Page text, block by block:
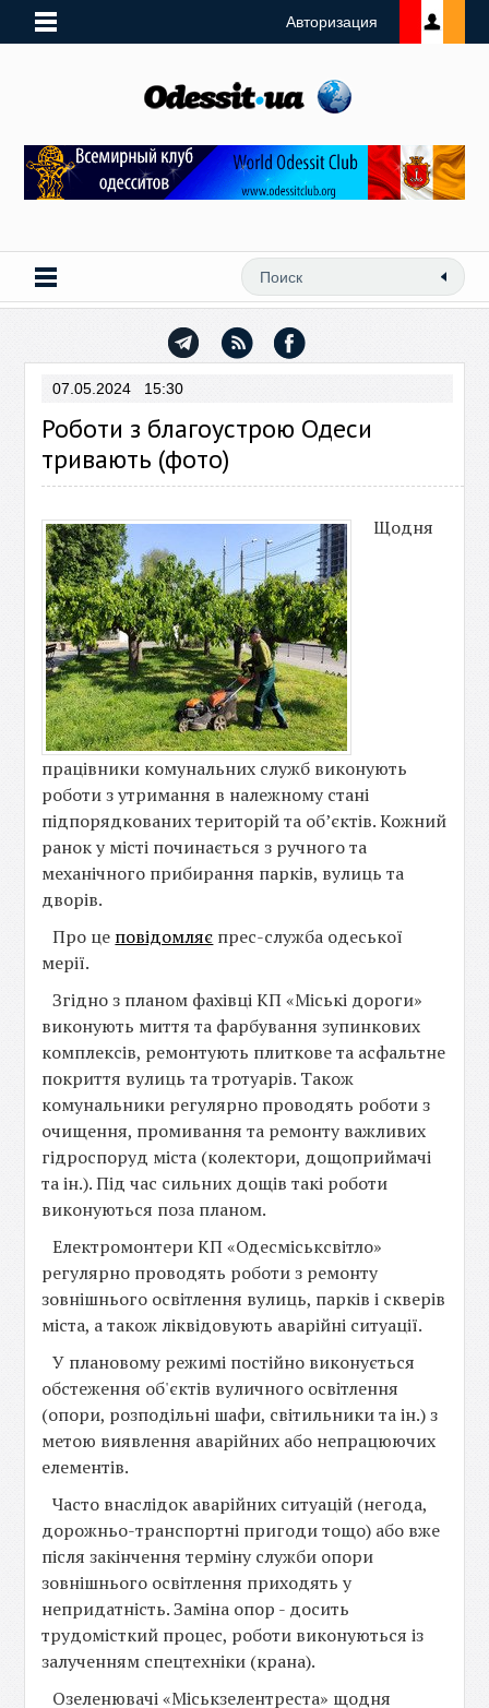
Авторизация
07.05.2024 15:30
Роботи з благоустрою Одеси
тривають (фото)
Щодня
працівники комунальних служб виконують
роботи з утримання в належному стані
підпорядкованих територій та об’єктів. Кожний
ранок у місті починається з ручного та
механічного прибирання парків, вулиць та
дворів.
Про це повідомляє прес-служба одеської
мерії.
Згідно з планом фахівці КП «Міські дороги»
виконують миття та фарбування зупинкових
комплексів, ремонтують плиткове та асфальтне
покриття вулиць та тротуарів. Також
комунальники регулярно проводять роботи з
очищення, промивання та ремонту важливих
гідроспоруд міста (колектори, дощоприймачі
та ін.). Під час сильних дощів такі роботи
виконуються поза планом.
Електромонтери КП «Одесміськсвітло»
регулярно проводять роботи з ремонту
зовнішнього освітлення вулиць, парків і скверів
міста, а також ліквідовують аварійні ситуації.
У плановому режимі постійно виконується
обстеження об'єктів вуличного освітлення
(опори, розподільні шафи, світильники та ін.) з
метою виявлення аварійних або непрацюючих
елементів.
Часто внаслідок аварійних ситуацій (негода,
дорожньо-транспортні пригоди тощо) або вже
після закінчення терміну служби опори
зовнішнього освітлення приходять у
непридатність. Заміна опор - досить
трудомісткий процес, роботи виконуються із
залученням спецтехніки (крана).
Озеленювачі «Міськзелентреста» щодня